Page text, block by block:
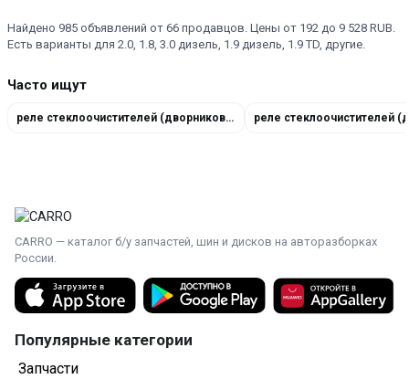
Найдено 985 объявлений от 66 продавцов. Цены от 192 до 9 528 RUB.
Есть варианты для 2.0, 1.8, 3.0 дизель, 1.9 дизель, 1.9 TD, другие.
Часто ищут
реле стеклоочистителей (дворников) 8384505
CARRO — каталог б/у запчастей, шин и дисков на авторазборках
России.
Популярные категории
Запчасти